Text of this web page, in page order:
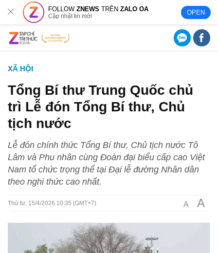
FOLLOWZNEWS TRÊNZALO OA
Cập nhật tin mới OPEN
XÃ HỘI
Tổng Bí thư Trung Quốc chủ
trì Lễ đón Tổng Bí thư, Chủ
tịch nước
Lễ đón chính thức Tổng Bí thư, Chủ tịch nước Tô
Lâm và Phu nhân cùng Đoàn đại biểu cấp cao Việt
Nam tổ chức trọng thể tại Đại lễ đường Nhân dân
theo nghi thức cao nhất.
Thứ tư, 15/4/2026 10:35 (GMT+7) A A